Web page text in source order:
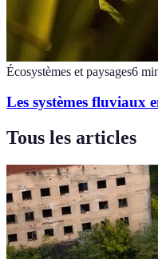
Écosystèmes et paysages6
Les systèmes fluviaux
Tous les articles